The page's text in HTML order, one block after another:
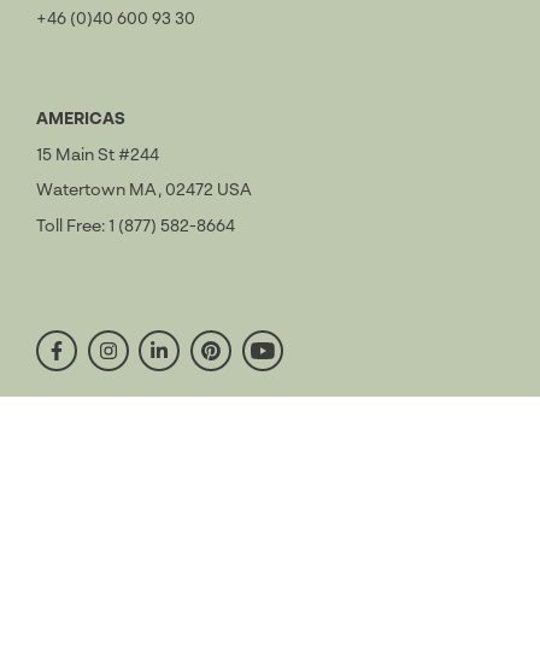
+46 (0)40 600 93 30
AMERICAS
15 Main St #244
Watertown MA, 02472 USA
Toll Free: 1 (877) 582-8664
facebookinstagramlinkedinpinterestyoutube